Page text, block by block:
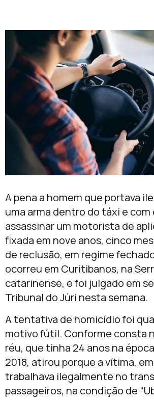
A pena a homem que portava
uma arma dentro do táxi e
assassinar um motorista de
fixada em nove anos, cinco
de reclusão, em regime
ocorreu em Curitibanos, na
catarinense, e foi julgado em
Tribunal do Júri nesta semana.
A tentativa de homicídio foi
motivo fútil. Conforme consta
réu, que tinha 24 anos na
2018, atirou porque a vítima,
trabalhava ilegalmente no
passageiros, na condição de